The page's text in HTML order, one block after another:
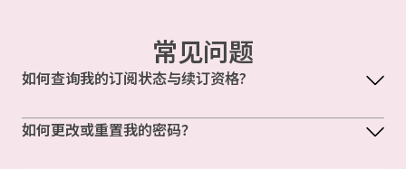
常见问题
如何查询我的订阅状态与续订资格?
如何更改或重置我的密码？